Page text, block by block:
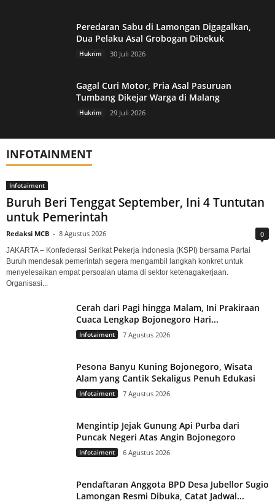
Peredaran Sabu di Lamongan Digagalkan,
Dua Pelaku Asal Grobogan Dibekuk
Hukrim 30 Juli 2026
Gagal Curi Motor, Pria Asal Pasuruan
Tumbang Dikejar Warga di Malang
Hukrim 29 Juli 2026
INFOTAINMENT
Infotaiment
Buruh Beri Tenggat September, Ini 4 Tuntutan
untuk Pemerintah
Redaksi MCB - 8 Agustus 2026 0
JAKARTA – Konfederasi Serikat Pekerja Indonesia (KSPI) bersama Partai
Buruh mendesak pemerintah segera mengambil langkah konkret untuk
menyelesaikan empat persoalan utama di sektor ketenagakerjaan.
Organisasi...
Cerah dari Pagi hingga Malam, Ini Prakiraan
Cuaca Lengkap Bojonegoro Hari...
Infotaiment 7 Agustus 2026
Pesona Banyu Kuning Bojonegoro, Wisata
Alam yang Cantik Sekaligus Penuh Edukasi
Infotaiment 7 Agustus 2026
Mengintip Jejak Gunung Api Purba dari
Puncak Negeri Atas Angin Bojonegoro
Infotaiment 6 Agustus 2026
Pendaftaran Anggota BPD Desa Jubellor Sugio
Lamongan Resmi Dibuka, Catat Jadwal...